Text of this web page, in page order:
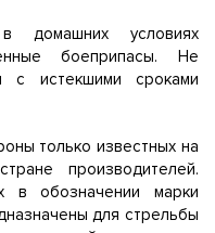
домашних условиях
боеприпасы. Не
с истекшими сроками
только известных на
производителей.
в обозначении марки
для стрельбы